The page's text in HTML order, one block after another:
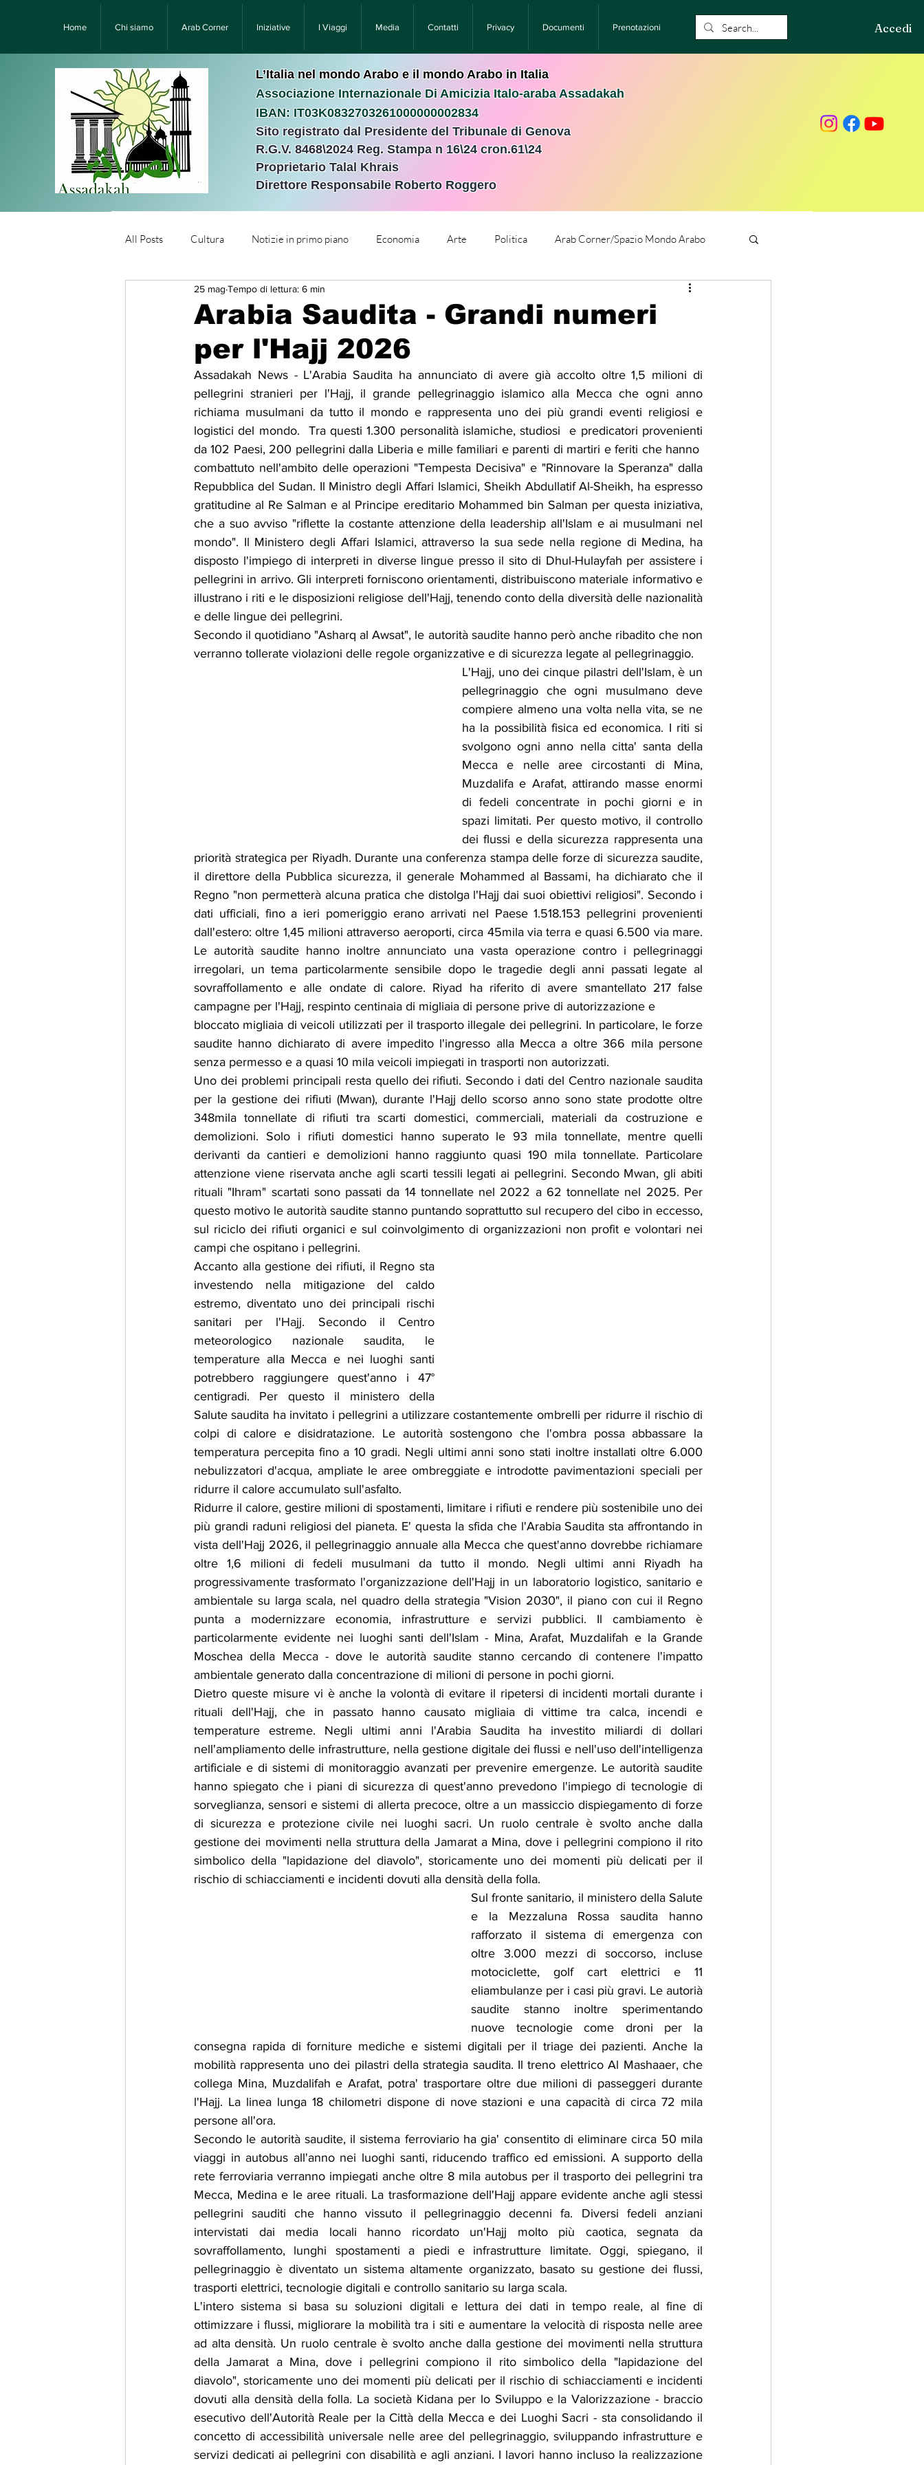
Home Chi siamo Arab Corner Iniziative I Viaggi Media Contatti Privacy Documenti Prenotazioni Accedi
L’Italia nel mondo Arabo e il mondo Arabo in Italia
Associazione Internazionale Di Amicizia Italo-araba Assadakah
IBAN: IT03K0832703261000000002834
Sito registrato dal Presidente del Tribunale di Genova
R.G.V. 8468\2024 Reg. Stampa n 16\24 cron.61\24 ​
Proprietario Talal Khrais
Direttore Responsabile Roberto Roggero
All Posts Cultura Notizie in primo piano Economia Arte Politica Arab Corner/Spazio Mondo Arabo
Նորություններ/Notizie Armene
Migrazione e Rifugiati Sport Solidarietà Archeologia
Mostre Festività Eventi Teatro Lega Araba
Conflitti e Pace
Arabia Saudita - Grandi numeri
per l'Hajj 2026
25 mag Tempo di lettura: 6 min
Assadakah News - L'Arabia Saudita ha annunciato di avere già accolto oltre 1,5 milioni di
pellegrini stranieri per l'Hajj, il grande pellegrinaggio islamico alla Mecca che ogni anno
richiama musulmani da tutto il mondo e rappresenta uno dei più grandi eventi religiosi e
logistici del mondo.  Tra questi 1.300 personalità islamiche, studiosi  e predicatori provenienti
da 102 Paesi, 200 pellegrini dalla Liberia e mille familiari e parenti di martiri e feriti che hanno
combattuto nell'ambito delle operazioni "Tempesta Decisiva" e "Rinnovare la Speranza" dalla
Repubblica del Sudan. Il Ministro degli Affari Islamici, Sheikh Abdullatif Al-Sheikh, ha espresso
gratitudine al Re Salman e al Principe ereditario Mohammed bin Salman per questa iniziativa,
che a suo avviso "riflette la costante attenzione della leadership all'Islam e ai musulmani nel
mondo". Il Ministero degli Affari Islamici, attraverso la sua sede nella regione di Medina, ha
disposto l'impiego di interpreti in diverse lingue presso il sito di Dhul-Hulayfah per assistere i
pellegrini in arrivo. Gli interpreti forniscono orientamenti, distribuiscono materiale informativo e
illustrano i riti e le disposizioni religiose dell'Hajj, tenendo conto della diversità delle nazionalità
e delle lingue dei pellegrini.
Secondo il quotidiano "Asharq al Awsat", le autorità saudite hanno però anche ribadito che non
verranno tollerate violazioni delle regole organizzative e di sicurezza legate al pellegrinaggio.
L'Hajj, uno dei cinque pilastri dell'Islam, è un
pellegrinaggio che ogni musulmano deve
compiere almeno una volta nella vita, se ne
ha la possibilità fisica ed economica. I riti si
svolgono ogni anno nella citta' santa della
Mecca e nelle aree circostanti di Mina,
Muzdalifa e Arafat, attirando masse enormi
di fedeli concentrate in pochi giorni e in
spazi limitati. Per questo motivo, il controllo
dei flussi e della sicurezza rappresenta una
priorità strategica per Riyadh. Durante una conferenza stampa delle forze di sicurezza saudite,
il direttore della Pubblica sicurezza, il generale Mohammed al Bassami, ha dichiarato che il
Regno "non permetterà alcuna pratica che distolga l'Hajj dai suoi obiettivi religiosi". Secondo i
dati ufficiali, fino a ieri pomeriggio erano arrivati nel Paese 1.518.153 pellegrini provenienti
dall'estero: oltre 1,45 milioni attraverso aeroporti, circa 45mila via terra e quasi 6.500 via mare.
Le autorità saudite hanno inoltre annunciato una vasta operazione contro i pellegrinaggi
irregolari, un tema particolarmente sensibile dopo le tragedie degli anni passati legate al
sovraffollamento e alle ondate di calore. Riyad ha riferito di avere smantellato 217 false
campagne per l'Hajj, respinto centinaia di migliaia di persone prive di autorizzazione e
bloccato migliaia di veicoli utilizzati per il trasporto illegale dei pellegrini. In particolare, le forze
saudite hanno dichiarato di avere impedito l'ingresso alla Mecca a oltre 366 mila persone
senza permesso e a quasi 10 mila veicoli impiegati in trasporti non autorizzati.
Uno dei problemi principali resta quello dei rifiuti. Secondo i dati del Centro nazionale saudita
per la gestione dei rifiuti (Mwan), durante l'Hajj dello scorso anno sono state prodotte oltre
348mila tonnellate di rifiuti tra scarti domestici, commerciali, materiali da costruzione e
demolizioni. Solo i rifiuti domestici hanno superato le 93 mila tonnellate, mentre quelli
derivanti da cantieri e demolizioni hanno raggiunto quasi 190 mila tonnellate. Particolare
attenzione viene riservata anche agli scarti tessili legati ai pellegrini. Secondo Mwan, gli abiti
rituali "Ihram" scartati sono passati da 14 tonnellate nel 2022 a 62 tonnellate nel 2025. Per
questo motivo le autorità saudite stanno puntando soprattutto sul recupero del cibo in eccesso,
sul riciclo dei rifiuti organici e sul coinvolgimento di organizzazioni non profit e volontari nei
campi che ospitano i pellegrini.
Accanto alla gestione dei rifiuti, il Regno sta
investendo nella mitigazione del caldo
estremo, diventato uno dei principali rischi
sanitari per l'Hajj. Secondo il Centro
meteorologico nazionale saudita, le
temperature alla Mecca e nei luoghi santi
potrebbero raggiungere quest'anno i 47°
centigradi. Per questo il ministero della
Salute saudita ha invitato i pellegrini a utilizzare costantemente ombrelli per ridurre il rischio di
colpi di calore e disidratazione. Le autorità sostengono che l'ombra possa abbassare la
temperatura percepita fino a 10 gradi. Negli ultimi anni sono stati inoltre installati oltre 6.000
nebulizzatori d'acqua, ampliate le aree ombreggiate e introdotte pavimentazioni speciali per
ridurre il calore accumulato sull'asfalto.
Ridurre il calore, gestire milioni di spostamenti, limitare i rifiuti e rendere più sostenibile uno dei
più grandi raduni religiosi del pianeta. E' questa la sfida che l'Arabia Saudita sta affrontando in
vista dell'Hajj 2026, il pellegrinaggio annuale alla Mecca che quest'anno dovrebbe richiamare
oltre 1,6 milioni di fedeli musulmani da tutto il mondo. Negli ultimi anni Riyadh ha
progressivamente trasformato l'organizzazione dell'Hajj in un laboratorio logistico, sanitario e
ambientale su larga scala, nel quadro della strategia "Vision 2030", il piano con cui il Regno
punta a modernizzare economia, infrastrutture e servizi pubblici. Il cambiamento è
particolarmente evidente nei luoghi santi dell'Islam - Mina, Arafat, Muzdalifah e la Grande
Moschea della Mecca - dove le autorità saudite stanno cercando di contenere l'impatto
ambientale generato dalla concentrazione di milioni di persone in pochi giorni.
Dietro queste misure vi è anche la volontà di evitare il ripetersi di incidenti mortali durante i
rituali dell'Hajj, che in passato hanno causato migliaia di vittime tra calca, incendi e
temperature estreme. Negli ultimi anni l'Arabia Saudita ha investito miliardi di dollari
nell'ampliamento delle infrastrutture, nella gestione digitale dei flussi e nell'uso dell'intelligenza
artificiale e di sistemi di monitoraggio avanzati per prevenire emergenze. Le autorità saudite
hanno spiegato che i piani di sicurezza di quest'anno prevedono l'impiego di tecnologie di
sorveglianza, sensori e sistemi di allerta precoce, oltre a un massiccio dispiegamento di forze
di sicurezza e protezione civile nei luoghi sacri. Un ruolo centrale è svolto anche dalla
gestione dei movimenti nella struttura della Jamarat a Mina, dove i pellegrini compiono il rito
simbolico della "lapidazione del diavolo", storicamente uno dei momenti più delicati per il
rischio di schiacciamenti e incidenti dovuti alla densità della folla.
Sul fronte sanitario, il ministero della Salute
e la Mezzaluna Rossa saudita hanno
rafforzato il sistema di emergenza con
oltre 3.000 mezzi di soccorso, incluse
motociclette, golf cart elettrici e 11
eliambulanze per i casi più gravi. Le autorià
saudite stanno inoltre sperimentando
nuove tecnologie come droni per la
consegna rapida di forniture mediche e sistemi digitali per il triage dei pazienti. Anche la
mobilità rappresenta uno dei pilastri della strategia saudita. Il treno elettrico Al Mashaaer, che
collega Mina, Muzdalifah e Arafat, potra' trasportare oltre due milioni di passeggeri durante
l'Hajj. La linea lunga 18 chilometri dispone di nove stazioni e una capacità di circa 72 mila
persone all'ora.
Secondo le autorità saudite, il sistema ferroviario ha gia' consentito di eliminare circa 50 mila
viaggi in autobus all'anno nei luoghi santi, riducendo traffico ed emissioni. A supporto della
rete ferroviaria verranno impiegati anche oltre 8 mila autobus per il trasporto dei pellegrini tra
Mecca, Medina e le aree rituali. La trasformazione dell'Hajj appare evidente anche agli stessi
pellegrini sauditi che hanno vissuto il pellegrinaggio decenni fa. Diversi fedeli anziani
intervistati dai media locali hanno ricordato un'Hajj molto più caotica, segnata da
sovraffollamento, lunghi spostamenti a piedi e infrastrutture limitate. Oggi, spiegano, il
pellegrinaggio è diventato un sistema altamente organizzato, basato su gestione dei flussi,
trasporti elettrici, tecnologie digitali e controllo sanitario su larga scala.
L'intero sistema si basa su soluzioni digitali e lettura dei dati in tempo reale, al fine di
ottimizzare i flussi, migliorare la mobilità tra i siti e aumentare la velocità di risposta nelle aree
ad alta densità. Un ruolo centrale è svolto anche dalla gestione dei movimenti nella struttura
della Jamarat a Mina, dove i pellegrini compiono il rito simbolico della "lapidazione del
diavolo", storicamente uno dei momenti più delicati per il rischio di schiacciamenti e incidenti
dovuti alla densità della folla. La società Kidana per lo Sviluppo e la Valorizzazione - braccio
esecutivo dell'Autorità Reale per la Città della Mecca e dei Luoghi Sacri - sta consolidando il
concetto di accessibilità universale nelle aree del pellegrinaggio, sviluppando infrastrutture e
servizi dedicati ai pellegrini con disabilità e agli anziani. I lavori hanno incluso la realizzazione